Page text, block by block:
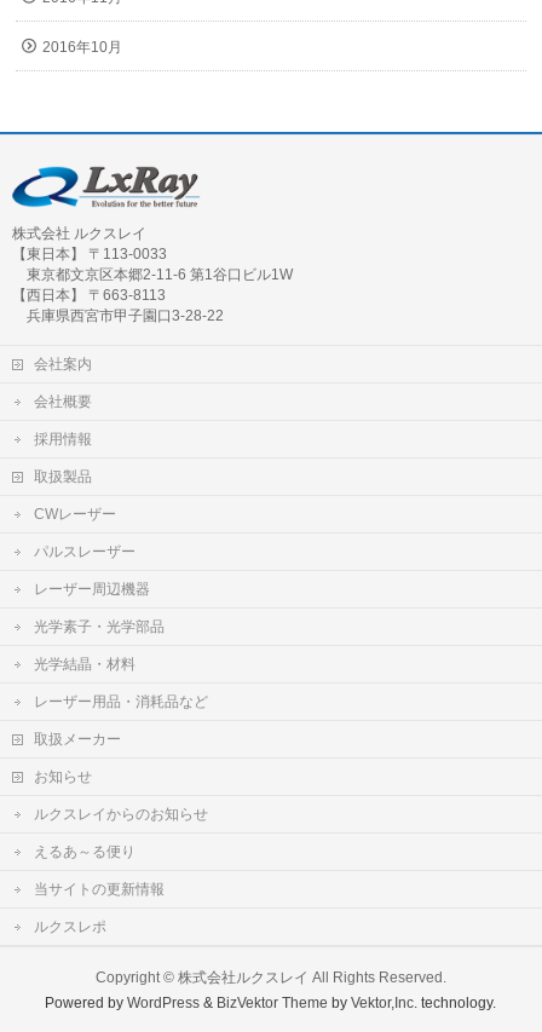
2016年10月
株式会社 ルクスレイ
【東日本】 〒113-0033
東京都文京区本郷2-11-6 第1谷口ビル1W
【西日本】 〒663-8113
兵庫県西宮市甲子園口3-28-22
会社案内
会社概要
採用情報
取扱製品
CWレーザー
パルスレーザー
レーザー周辺機器
光学素子・光学部品
光学結晶・材料
レーザー用品・消耗品など
取扱メーカー
お知らせ
ルクスレイからのお知らせ
えるあ～る便り
当サイトの更新情報
ルクスレポ
Copyright © 株式会社ルクスレイ All Rights Reserved.
Powered byWordPress & BizVektor Theme byVektor,Inc. technology.